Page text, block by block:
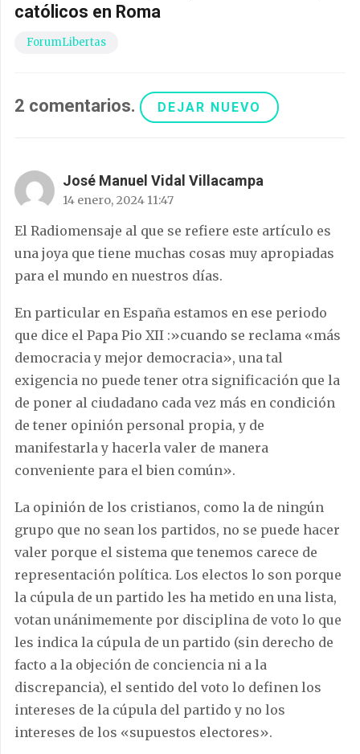
católicos en Roma
ForumLibertas
2 comentarios. DEJAR NUEVO
José Manuel Vidal Villacampa
14 enero, 2024 11:47
El Radiomensaje al que se refiere este artículo es
una joya que tiene muchas cosas muy apropiadas
para el mundo en nuestros días.
En particular en España estamos en ese periodo
que dice el Papa Pio XII :»cuando se reclama «más
democracia y mejor democracia», una tal
exigencia no puede tener otra significación que la
de poner al ciudadano cada vez más en condición
de tener opinión personal propia, y de
manifestarla y hacerla valer de manera
conveniente para el bien común».
La opinión de los cristianos, como la de ningún
grupo que no sean los partidos, no se puede hacer
valer porque el sistema que tenemos carece de
representación política. Los electos lo son porque
la cúpula de un partido les ha metido en una lista,
votan unánimemente por disciplina de voto lo que
les indica la cúpula de un partido (sin derecho de
facto a la objeción de conciencia ni a la
discrepancia), el sentido del voto lo definen los
intereses de la cúpula del partido y no los
intereses de los «supuestos electores».